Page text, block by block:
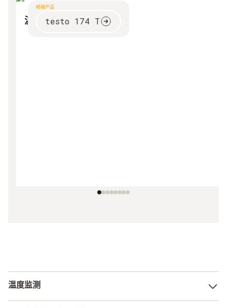
畅销产品
testo 174 T
温度数据记录仪
温度监测